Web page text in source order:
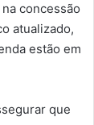
concessão
atualizado,
estão em
que